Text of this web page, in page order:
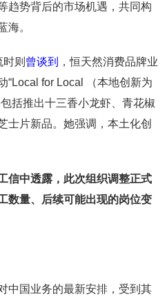
趋势背后的市场机遇，共同构
海。
则 曾谈到
，恒天然消费品牌业
“Local for Local （本地创新为
括推出十三香小龙虾、青花椒
士片新品。她强调，本土化创
信中透露，此次组织调整正式
数量、后续可能出现的岗位变
中国业务的最新安排，受到其